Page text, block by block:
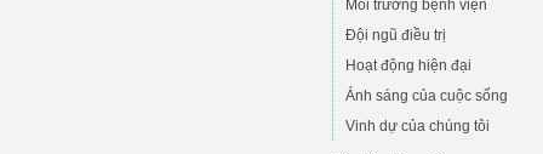
Môi trường bệnh viện
Đội ngũ điều trị
Hoạt động hiện đại
Ánh sáng của cuộc sống
Vinh dự của chúng tôi